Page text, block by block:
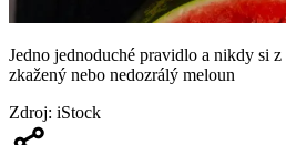
Jedno jednoduché pravidlo a nikdy si z
zkažený nebo nedozrálý meloun
Zdroj: iStock